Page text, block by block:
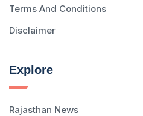
Terms And Conditions
Disclaimer
Explore
Rajasthan News